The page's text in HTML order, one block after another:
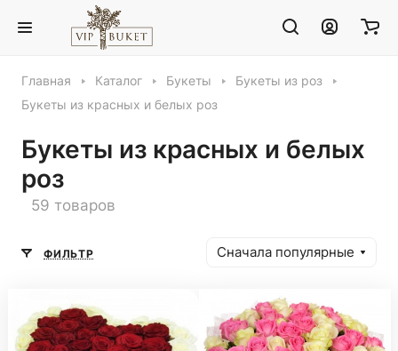
Главная Каталог Букеты
Букеты из роз
Букеты из красных и белых роз
Букеты из красных и белых
роз
59 товаров
ФИЛЬТР Сначала популярные